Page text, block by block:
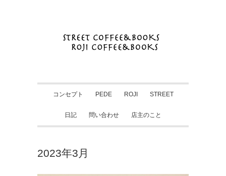
コンセプト PEDE ROJI STREET
日記 問い合わせ 店主のこと
2023年3月